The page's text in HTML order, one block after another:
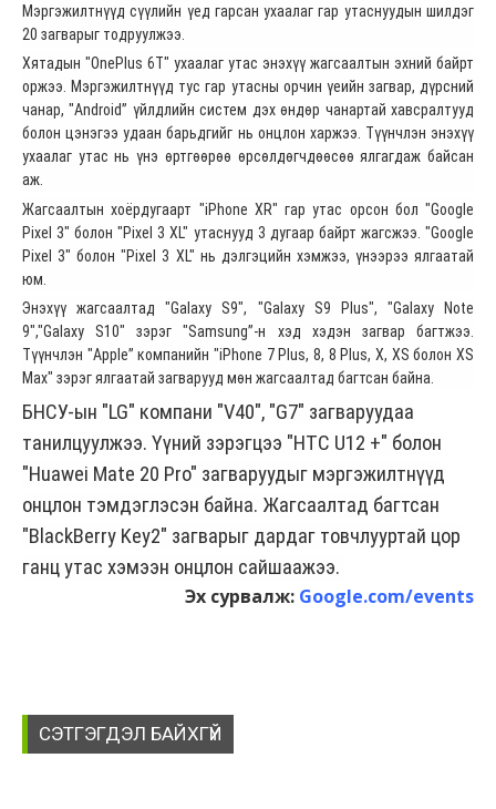
Мэргэжилтнүүд сүүлийн үед гарсан ухаалаг гар утаснуудын шилдэг
20 загварыг тодруулжээ.
Хятадын "OnePlus 6T" ухаалаг утас энэхүү жагсаалтын эхний байрт
оржээ. Мэргэжилтнүүд тус гар утасны орчин үеийн загвар, дүрсний
чанар, "Android” үйлдлийн систем дэх өндөр чанартай хавсралтууд
болон цэнэгээ удаан барьдгийг нь онцлон харжээ. Түүнчлэн энэхүү
ухаалаг утас нь үнэ өртгөөрөө өрсөлдөгчдөөсөө ялгагдаж байсан
аж.
Жагсаалтын хоёрдугаарт "iPhone XR" гар утас орсон бол "Google
Pixel 3" болон "Pixel 3 XL" утаснууд 3 дугаар байрт жагсжээ. "Google
Pixel 3" болон "Pixel 3 XL" нь дэлгэцийн хэмжээ, үнээрээ ялгаатай
юм.
Энэхүү жагсаалтад "Galaxy S9", "Galaxy S9 Plus", "Galaxy Note
9","Galaxy S10" зэрэг "Samsung”-н хэд хэдэн загвар багтжээ.
Түүнчлэн "Apple” компанийн "iPhone 7 Plus, 8, 8 Plus, X, XS болон XS
Max" зэрэг ялгаатай загварууд мөн жагсаалтад багтсан байна.
БНСУ-ын "LG" компани "V40", "G7" загваруудаа
танилцуулжээ. Үүний зэрэгцээ "HTC U12 +" болон
"Huawei Mate 20 Pro" загваруудыг мэргэжилтнүүд
онцлон тэмдэглэсэн байна. Жагсаалтад багтсан
"BlackBerry Key2" загварыг дардаг товчлууртай цор
ганц утас хэмээн онцлон сайшаажээ.
Эх сурвалж: Google.com/events
СЭТГЭГДЭЛ БАЙХГҮЙ